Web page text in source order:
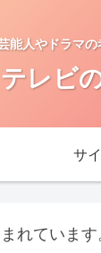
能人やドラマ
テレビ
サ
れています